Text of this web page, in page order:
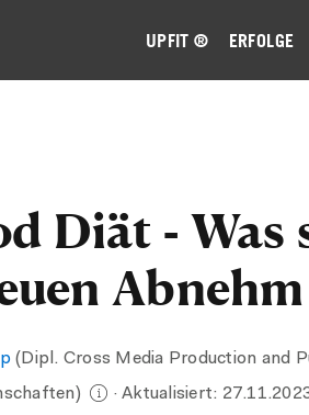
UPFIT ® ERFOLGE
Diät - Was
(Dipl. Cross Media Production and
· Aktualisiert: